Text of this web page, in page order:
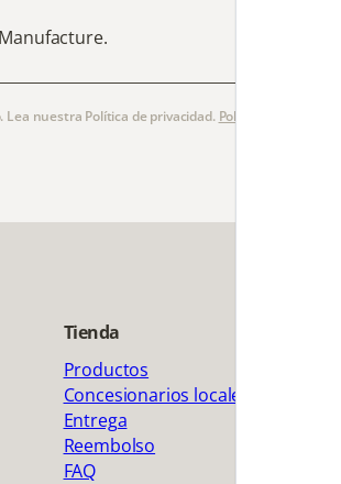
nuestra Política de privacidad. Política de privacidad.
Tienda
Productos
Concesionarios locales
Entrega
Reembolso
FAQ